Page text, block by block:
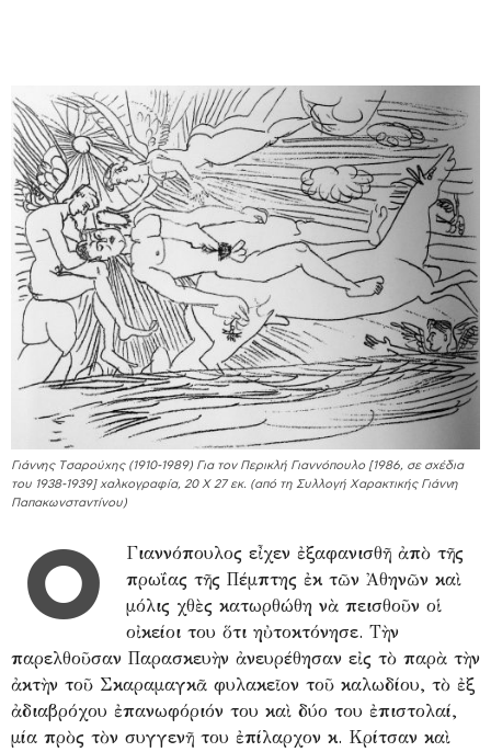
Γιάννης Τσαρούχης (1910-1989) Για τον Περικλή Γιαννόπουλο [1986, σε σχέδια
του 1938-1939] χαλκογραφία, 20 Χ 27 εκ. (από τη Συλλογή Χαρακτικής Γιάννη
Παπακωνσταντίνου)
Ὁ
Γιαννόπουλος εἶχεν ἐξαφανισθῆ ἀπὸ τῆς
πρωΐας τῆς Πέμπτης ἐκ τῶν Ἀθηνῶν καὶ
μόλις χθὲς κατωρθώθη νὰ πεισθοῦν οἱ
οἰκείοι του ὅτι ηὐτοκτόνησε. Τὴν
παρελθοῦσαν Παρασκευὴν ἀνευρέθησαν εἰς τὸ παρὰ τὴν
ἀκτὴν τοῦ Σκαραμαγκᾶ φυλακεῖον τοῦ καλωδίου, τὸ ἐξ
ἀδιαβρόχου ἐπανωφόριόν του καὶ δύο του ἐπιστολαί,
μία πρὸς τὸν συγγενῆ του ἐπίλαρχον κ. Κρίτσαν καὶ